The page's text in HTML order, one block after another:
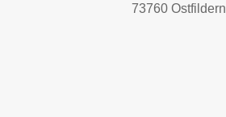
73760 Ostfildern